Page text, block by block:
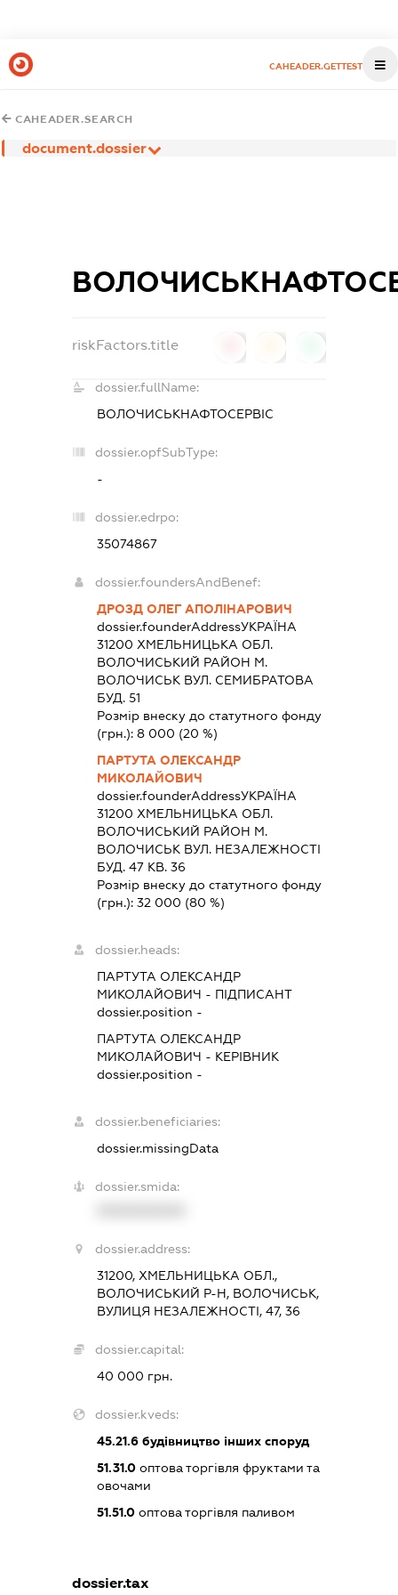
CAHEADER.GETTEST
CAHEADER.SEARCH
document.dossier
riskFactors.title
dossier.fullName:
ВОЛОЧИСЬКНАФТОСЕРВІС
dossier.opfSubType:
-
dossier.edrpo:
35074867
dossier.foundersAndBenef:
ДРОЗД ОЛЕГ АПОЛІНАРОВИЧ
dossier.founderAddressУКРАЇНА
31200 ХМЕЛЬНИЦЬКА ОБЛ.
ВОЛОЧИСЬКИЙ РАЙОН М.
ВОЛОЧИСЬК ВУЛ. СЕМИБРАТОВА
БУД. 51
Розмір внеску до статутного фонду
(грн.):8 000 (20 %)
ПАРТУТА ОЛЕКСАНДР
МИКОЛАЙОВИЧ
dossier.founderAddressУКРАЇНА
31200 ХМЕЛЬНИЦЬКА ОБЛ.
ВОЛОЧИСЬКИЙ РАЙОН М.
ВОЛОЧИСЬК ВУЛ. НЕЗАЛЕЖНОСТІ
БУД. 47 КВ. 36
Розмір внеску до статутного фонду
(грн.):32 000 (80 %)
dossier.heads:
ПАРТУТА ОЛЕКСАНДР
МИКОЛАЙОВИЧ - ПІДПИСАНТ
dossier.position -
ПАРТУТА ОЛЕКСАНДР
МИКОЛАЙОВИЧ - КЕРІВНИК
dossier.position -
dossier.beneficiaries:
dossier.missingData
dossier.smida:
dossier.address:
31200, ХМЕЛЬНИЦЬКА ОБЛ.,
ВОЛОЧИСЬКИЙ Р-Н, ВОЛОЧИСЬК,
ВУЛИЦЯ НЕЗАЛЕЖНОСТІ, 47, 36
dossier.capital:
40 000 грн.
dossier.kveds:
45.21.6 будівництво інших споруд
51.31.0 оптова торгівля фруктами та
овочами
51.51.0 оптова торгівля паливом
dossier.tax